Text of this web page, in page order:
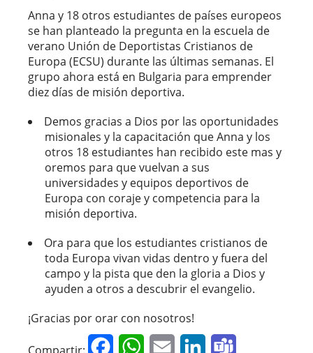
Anna y 18 otros estudiantes de países europeos
se han planteado la pregunta en la escuela de
verano Unión de Deportistas Cristianos de
Europa (ECSU) durante las últimas semanas. El
grupo ahora está en Bulgaria para emprender
diez días de misión deportiva.
Demos gracias a Dios por las oportunidades
misionales y la capacitación que Anna y los
otros 18 estudiantes han recibido este mas y
oremos para que vuelvan a sus
universidades y equipos deportivos de
Europa con coraje y competencia para la
misión deportiva.
Ora para que los estudiantes cristianos de
toda Europa vivan vidas dentro y fuera del
campo y la pista que den la gloria a Dios y
ayuden a otros a descubrir el evangelio.
¡Gracias por orar con nosotros!
FacebookWhatsApp
Email LinkedIn